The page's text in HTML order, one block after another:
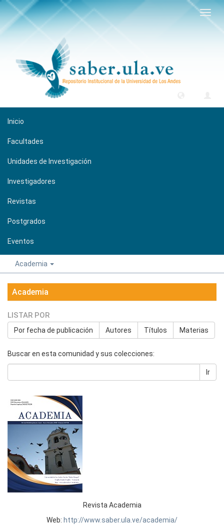
Inicio
Facultades
Unidades de Investigación
Investigadores
Revistas
Postgrados
Eventos
Academia
Academia
LISTAR POR
Por fecha de publicación Autores Títulos Materias
Buscar en esta comunidad y sus colecciones:
Ir
Revista Academia
Web: http://www.saber.ula.ve/academia/